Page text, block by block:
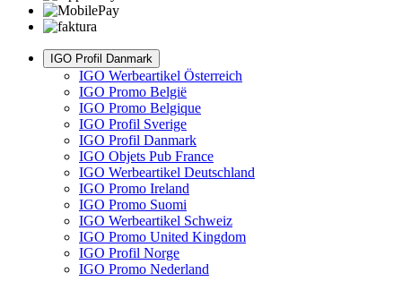
IGO Profil Danmark
IGO Werbeartikel Österreich
IGO Promo België
IGO Promo Belgique
IGO Profil Sverige
IGO Profil Danmark
IGO Objets Pub France
IGO Werbeartikel Deutschland
IGO Promo Ireland
IGO Promo Suomi
IGO Werbeartikel Schweiz
IGO Promo United Kingdom
IGO Profil Norge
IGO Promo Nederland